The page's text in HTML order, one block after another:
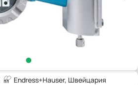
Endress+Hauser, Швейцария